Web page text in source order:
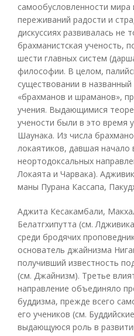
самообусловленности мира
переживаний радости и
дискуссиях развивалась не
брахманистская ученость,
шести главных систем
философии. В целом,
существовании в
«брахманов и шраманов»,
учения. Выдающимися
учености были в это время
Шаунака. Из числа
локаятиков, давшая начало
неортодоксальных
Локаята и Чарвака).
маны Пурана Кассапа,
Аджита Кесакамбали,
Белатгхипутта (см.
среди бродячих
основатель джайнизма
получивший известность
(см. Джайнизм). Третье
направление объединяло
буддизма, прежде всего
его учеников (см.
выдающуюся роль в